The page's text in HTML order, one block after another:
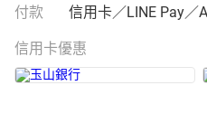
付款 信用卡／LINE Pay／
信用卡優惠